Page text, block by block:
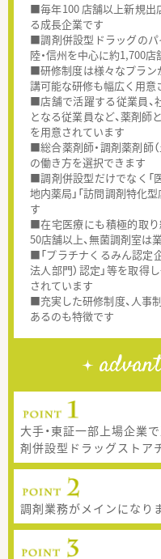
■毎年100 店舗以上新規出
る成長企業です
■調剤併設型ドラッグのパ
陸・信州を中心に約1,700
■研修制度は様々なプラン
講可能な研修も幅広く用意
■店舗で活躍する従業員、
となる従業員など、薬剤師
を用意されています
■総合薬剤師・調剤薬剤師
の働き方を選択できます
■調剤併設型だけでなく「
地内薬局」「訪問調剤特化
す
■在宅医療にも積極的取り
50店舗以上、無菌調剤室は
■「プラチナくるみん認定
法人部門）認定」等を取得
されています
■充実した研修制度、人事
あるのも特徴です
大手・東証一部上場企業
剤併設型ドラッグストア
調剤業務がメインになり